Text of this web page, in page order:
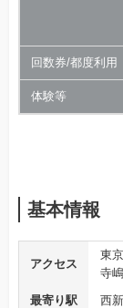
回数券/都度利用
体験等
基本情報
アクセス
東
寺
最寄り駅
西